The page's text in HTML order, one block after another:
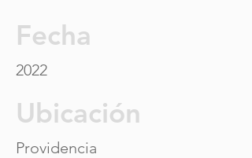
Fecha
2022
Ubicación
Providencia